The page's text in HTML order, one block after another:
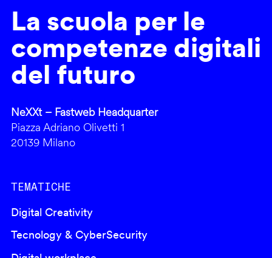
La scuola per le
competenze digitali
del futuro
NeXXt – Fastweb Headquarter
Piazza Adriano Olivetti 1
20139 Milano
TEMATICHE
Digital Creativity
Tecnology & CyberSecurity